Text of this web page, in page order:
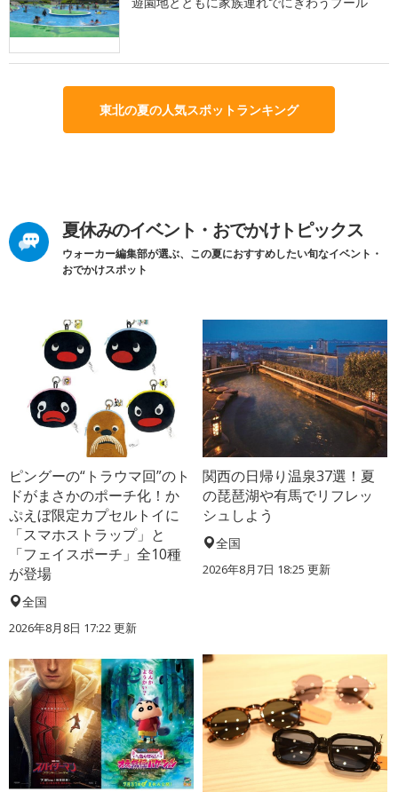
東北の夏の人気スポットランキング
夏休みのイベント・おでかけトピックス
ウォーカー編集部が選ぶ、この夏におすすめしたい旬なイベント・
おでかけスポット
ピングーの“トラウマ回”のト
ドがまさかのポーチ化！か
ぷえぼ限定カプセルトイに
「スマホストラップ」と
「フェイスポーチ」全10種
が登場
全国
2026年8月8日 17:22更新
関西の日帰り温泉37選！夏
の琵琶湖や有馬でリフレッ
シュしよう
全国
2026年8月7日 18:25 更新